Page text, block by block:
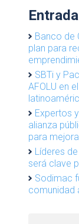
Banco de
plan para
SBTi y
AFOLU en
Expertos
alianza
para
Líderes
será clave
Sodimac
comunidad